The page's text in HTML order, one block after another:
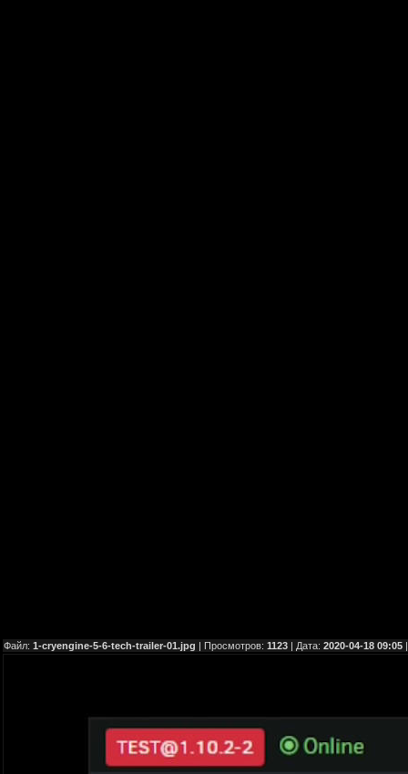
Файл: 1-cryengine-5-6-tech-trailer-01.jpg | Просмотров: 1123 | Дата: 2020-04-18 09:05